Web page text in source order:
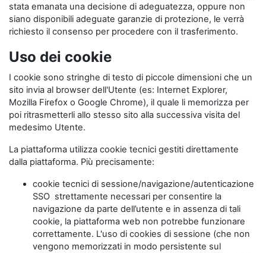
stata emanata una decisione di adeguatezza, oppure non
siano disponibili adeguate garanzie di protezione, le verrà
richiesto il consenso per procedere con il trasferimento.
Uso dei cookie
I cookie sono stringhe di testo di piccole dimensioni che un
sito invia al browser dell'Utente (es: Internet Explorer,
Mozilla Firefox o Google Chrome), il quale li memorizza per
poi ritrasmetterli allo stesso sito alla successiva visita del
medesimo Utente.
La piattaforma utilizza cookie tecnici gestiti direttamente
dalla piattaforma. Più precisamente:
cookie tecnici di sessione/navigazione/autenticazione
SSO strettamente necessari per consentire la
navigazione da parte dell’utente e in assenza di tali
cookie, la piattaforma web non potrebbe funzionare
correttamente. L'uso di cookies di sessione (che non
vengono memorizzati in modo persistente sul